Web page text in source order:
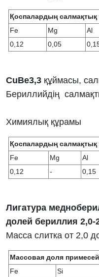
Қоспалардың
Fe
Mg Al
0,12
0,05
CuBe3,3 құймасы,
Бериллийдің
Химиялық құрамы
Қоспалардың
Fe
Mg Al
0,12
- 0,15
Лигатура
долей бериллия 2,0-
Масса слитка от 2,0
Массовая доля
Fe
Si